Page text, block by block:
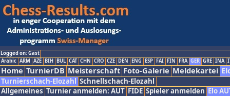
Logged on: Gast
Arabic ARM AZE BIH BUL CAT CHN CRO CZE DEN ENG ESP FAI FIN FRA GER GRE INA
Home TurnierDB Meisterschaft Foto-Galerie Meldekartei
Turnierschach-Elozahl Schnellschach-Elozahl
Allgemeines Turnier anmelden: AUT FIDE Spieler anmelden Elo